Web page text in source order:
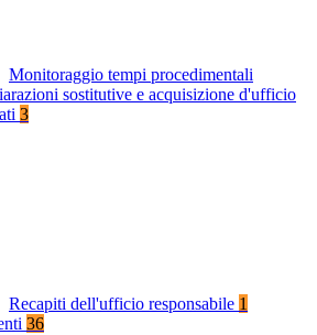
Monitoraggio tempi procedimentali
sostitutive e acquisizione d'ufficio
3
Recapiti dell'ufficio responsabile 1
36